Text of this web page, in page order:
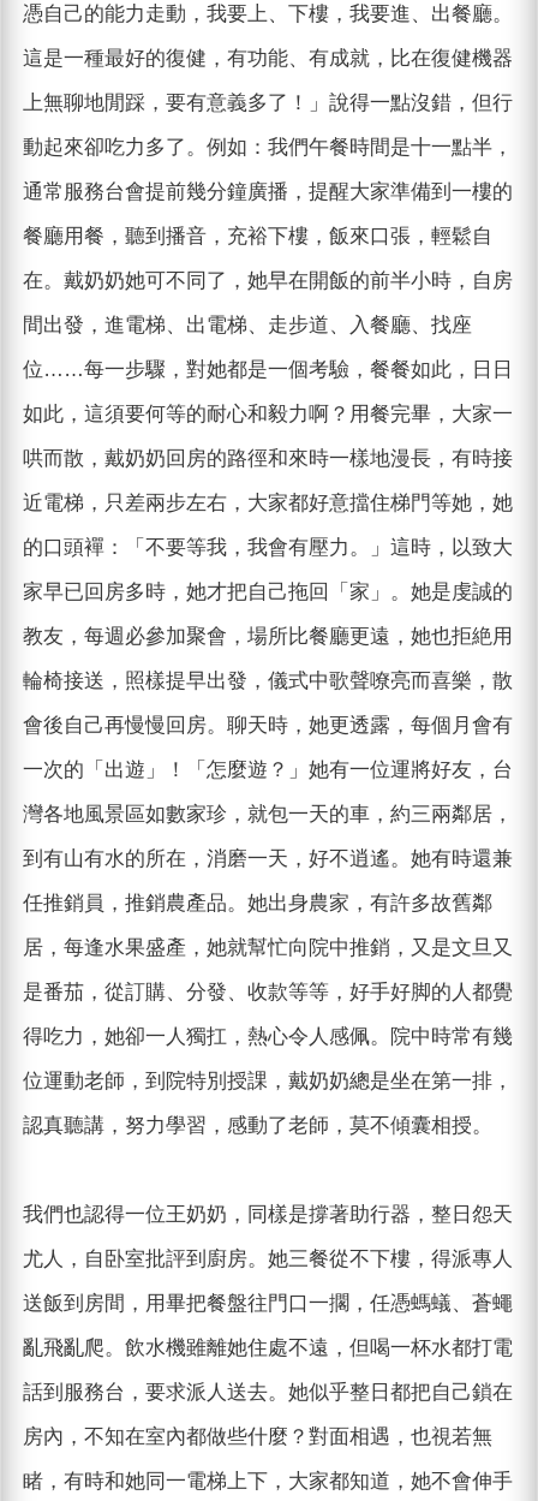
憑自己的能力走動，我要上、下樓，我要進、出餐廳。
這是一種最好的復健，有功能、有成就，比在復健機器
上無聊地閒踩，要有意義多了！」說得一點沒錯，但行
動起來卻吃力多了。例如：我們午餐時間是十一點半，
通常服務台會提前幾分鐘廣播，提醒大家準備到一樓的
餐廳用餐，聽到播音，充裕下樓，飯來口張，輕鬆自
在。戴奶奶她可不同了，她早在開飯的前半小時，自房
間出發，進電梯、出電梯、走步道、入餐廳、找座
位……每一步驟，對她都是一個考驗，餐餐如此，日日
如此，這須要何等的耐心和毅力啊？用餐完畢，大家一
哄而散，戴奶奶回房的路徑和來時一樣地漫長，有時接
近電梯，只差兩步左右，大家都好意擋住梯門等她，她
的口頭襌：「不要等我，我會有壓力。」這時，以致大
家早已回房多時，她才把自己拖回「家」。她是虔誠的
教友，每週必參加聚會，場所比餐廳更遠，她也拒絶用
輪椅接送，照樣提早出發，儀式中歌聲嘹亮而喜樂，散
會後自己再慢慢回房。聊天時，她更透露，每個月會有
一次的「出遊」！「怎麼遊？」她有一位運將好友，台
灣各地風景區如數家珍，就包一天的車，約三兩鄰居，
到有山有水的所在，消磨一天，好不逍遙。她有時還兼
任推銷員，推銷農產品。她出身農家，有許多故舊鄰
居，每逢水果盛產，她就幫忙向院中推銷，又是文旦又
是番茄，從訂購、分發、收款等等，好手好脚的人都覺
得吃力，她卻一人獨扛，熱心令人感佩。院中時常有幾
位運動老師，到院特別授課，戴奶奶總是坐在第一排，
認真聽講，努力學習，感動了老師，莫不傾囊相授。
我們也認得一位王奶奶，同樣是撐著助行器，整日怨天
尤人，自卧室批評到廚房。她三餐從不下樓，得派專人
送飯到房間，用畢把餐盤往門口一擱，任憑螞蟻、蒼蠅
亂飛亂爬。飲水機雖離她住處不遠，但喝一杯水都打電
話到服務台，要求派人送去。她似乎整日都把自己鎖在
房內，不知在室內都做些什麼？對面相遇，也視若無
睹，有時和她同一電梯上下，大家都知道，她不會伸手